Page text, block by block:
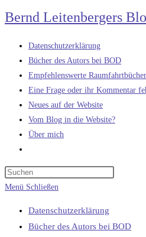
Zum
Inhalt
springen
Bernd Leitenbergers
Datenschutzerklärung
Bücher des Autors bei BOD
Empfehlenswerte
Eine Frage oder ihr Kommentar
Neues auf der Website
Vom Blog in die Website?
Über mich
umschalten
Menü Schließen
Datenschutzerklärung
Bücher des Autors bei BOD